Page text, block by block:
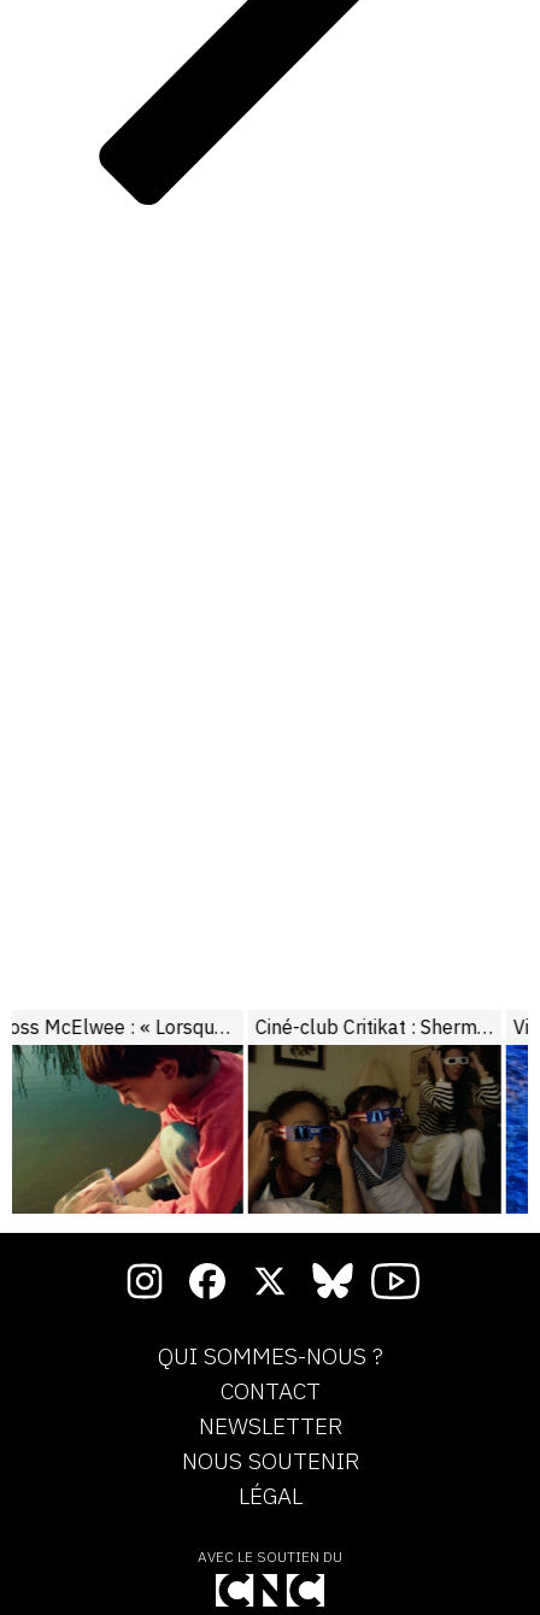
Ross McElwee : « Lorsque je filme, l’art et la vie composent une étrange équation » Ciné-club Critikat : Sherman’s March Visions du Réel 2014
QUI SOMMES-NOUS ?
CONTACT
NEWSLETTER
NOUS SOUTENIR
LÉGAL
AVEC LE SOUTIEN DU